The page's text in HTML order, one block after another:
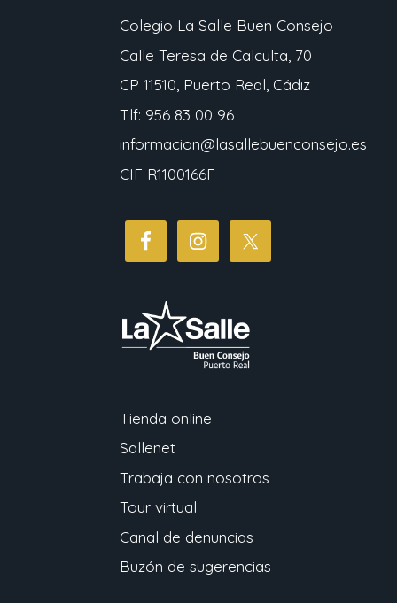
Colegio La Salle Buen Consejo
Calle Teresa de Calculta, 70
CP 11510, Puerto Real, Cádiz
Tlf: 956 83 00 96
informacion@lasallebuenconsejo.es
CIF R1100166F
Tienda online
Sallenet
Trabaja con nosotros
Tour virtual
Canal de denuncias
Buzón de sugerencias